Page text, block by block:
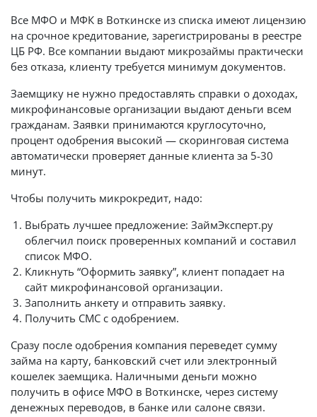
Все МФО и МФК в Воткинске из списка имеют лицензию
на срочное кредитование, зарегистрированы в реестре
ЦБ РФ. Все компании выдают микрозаймы практически
без отказа, клиенту требуется минимум документов.
Заемщику не нужно предоставлять справки о доходах,
микрофинансовые организации выдают деньги всем
гражданам. Заявки принимаются круглосуточно,
процент одобрения высокий — скоринговая система
автоматически проверяет данные клиента за 5-30
минут.
Чтобы получить микрокредит, надо:
Выбрать лучшее предложение: ЗаймЭксперт.ру
облегчил поиск проверенных компаний и составил
список МФО.
Кликнуть “Оформить заявку”, клиент попадает на
сайт микрофинансовой организации.
Заполнить анкету и отправить заявку.
Получить СМС с одобрением.
Сразу после одобрения компания переведет сумму
займа на карту, банковский счет или электронный
кошелек заемщика. Наличными деньги можно
получить в офисе МФО в Воткинске, через систему
денежных переводов, в банке или салоне связи.